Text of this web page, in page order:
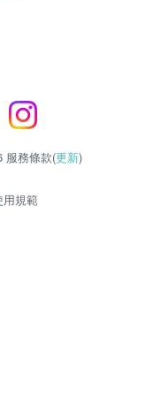
服務條款(更新)
規範